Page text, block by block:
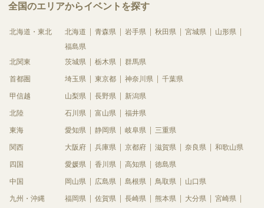
全国のエリアからイベントを探す
北海道・東北 北海道 青森県 岩手県 秋田県 宮城県
山形県
福島県
北関東
茨城県 栃木県 群馬県
首都圏 埼玉県 東京都 神奈川県 千葉県
甲信越 山梨県 長野県 新潟県
北陸 石川県 富山県 福井県
東海 愛知県 静岡県 岐阜県 三重県
関西 大阪府 兵庫県 京都府 滋賀県 奈良県 和歌山県
四国 愛媛県 香川県 高知県 徳島県
中国 岡山県 広島県 島根県 鳥取県 山口県
九州・沖縄 福岡県 佐賀県 長崎県 熊本県 大分県
宮崎県